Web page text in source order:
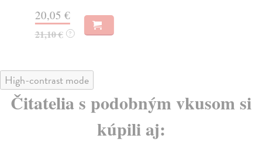
20,05 €
21,10 € ?
High-contrast mode
Čitatelia s podobným vkusom si
kúpili aj: